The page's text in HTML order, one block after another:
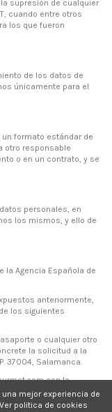
supresión de cualquier
cuando entre otros
los que fueron
de los datos de
únicamente para el
formato estándar de
otro responsable
o en un contrato, y se
personales, en
los mismos, y ello de
la Agencia Española de
anteriormente,
los siguientes
o cualquier otro
la solicitud a la
37004, Salamanca.
con la
domicilio a
Nacional de Identidad,
mejor experiencia de
Ver politica de cookies